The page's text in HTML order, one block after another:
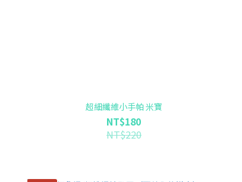
超細纖維小手帕 米寶
NT$180
NT$220